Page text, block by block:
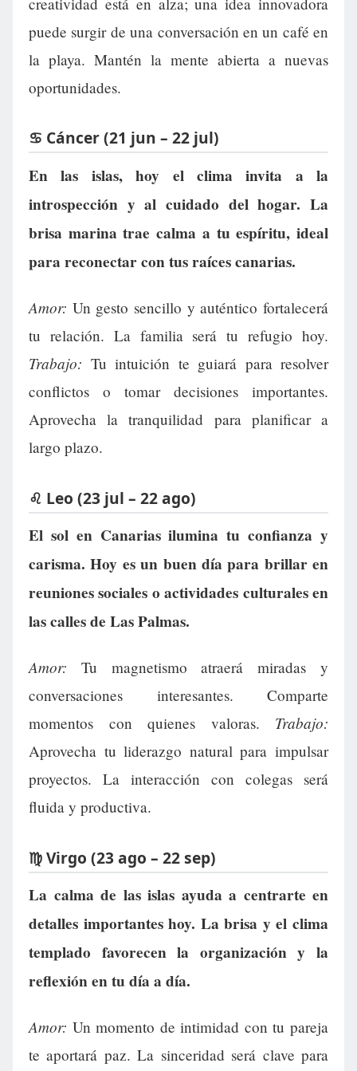
puede surgir de una conversación en un café en
la playa. Mantén la mente abierta a nuevas
oportunidades.
♋ Cáncer (21 jun – 22 jul)
En las islas, hoy el clima invita a la
introspección y al cuidado del hogar. La
brisa marina trae calma a tu espíritu, ideal
para reconectar con tus raíces canarias.
Amor: Un gesto sencillo y auténtico fortalecerá
tu relación. La familia será tu refugio hoy.
Trabajo: Tu intuición te guiará para resolver
conflictos o tomar decisiones importantes.
Aprovecha la tranquilidad para planificar a
largo plazo.
♌ Leo (23 jul – 22 ago)
El sol en Canarias ilumina tu confianza y
carisma. Hoy es un buen día para brillar en
reuniones sociales o actividades culturales en
las calles de Las Palmas.
Amor: Tu magnetismo atraerá miradas y
conversaciones interesantes. Comparte
momentos con quienes valoras. Trabajo:
Aprovecha tu liderazgo natural para impulsar
proyectos. La interacción con colegas será
fluida y productiva.
♍ Virgo (23 ago – 22 sep)
La calma de las islas ayuda a centrarte en
detalles importantes hoy. La brisa y el clima
templado favorecen la organización y la
reflexión en tu día a día.
Amor: Un momento de intimidad con tu pareja
te aportará paz. La sinceridad será clave para